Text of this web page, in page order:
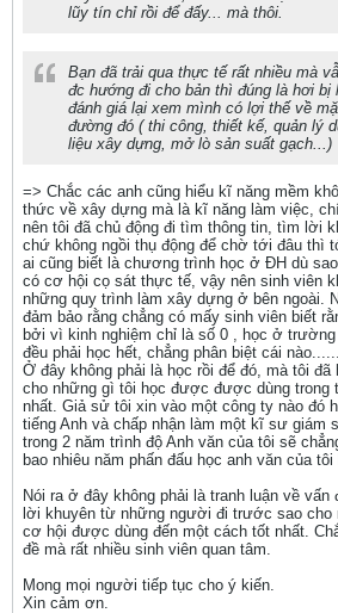
lũy tín chỉ rồi để đấy... mà thôi.
Bạn đã trải qua thực tế rất nhiều mà
đc hướng đi cho bản thì đúng là hơi bị
đánh giá lại xem mình có lợi thế về
đường đó ( thi công, thiết kế, quản lý
liệu xây dựng, mở lò sản suất gạch...)
=> Chắc các anh cũng hiểu kĩ năng mềm
thức về xây dựng mà là kĩ năng làm việc,
nên tôi đã chủ động đi tìm thông tin, tìm lời
chứ không ngồi thụ động để chờ tới đâu thì
ai cũng biết là chương trình học ở ĐH dù
có cơ hội cọ sát thực tế, vậy nên sinh viên
những quy trình làm xây dựng ở bên ngoài.
đảm bảo rằng chẳng có mấy sinh viên biết
bởi vì kinh nghiệm chỉ là số 0 , học ở
đều phải học hết, chẳng phân biệt cái nào......
Ở đây không phải là học rồi để đó, mà tôi
cho những gì tôi học được được dùng trong
nhất. Giả sử tôi xin vào một công ty nào đó
tiếng Anh và chấp nhận làm một kĩ sư giám
trong 2 năm trình độ Anh văn của tôi sẽ
bao nhiêu năm phấn đấu học anh văn của
Nói ra ở đây không phải là tranh luận về
lời khuyên từ những người đi trước sao cho
cơ hội được dùng đến một cách tốt nhất.
đề mà rất nhiều sinh viên quan tâm.
Mong mọi người tiếp tục cho ý kiến.
Xin cảm ơn.